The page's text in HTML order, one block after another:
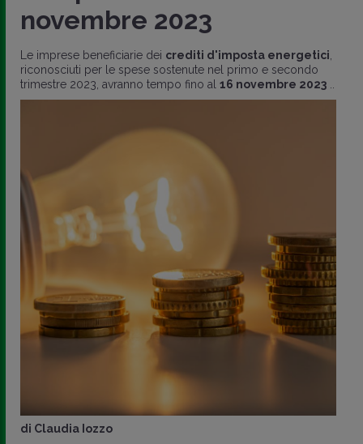
novembre 2023
Le imprese beneficiarie dei crediti d'imposta energetici
riconosciuti per le spese sostenute nel primo e secondo
trimestre 2023, avranno tempo fino al 16 novembre 2023
di Claudia Iozzo